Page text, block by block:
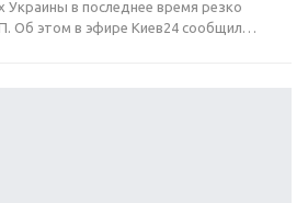
Украины в последнее время резко
Об этом в эфире Киев24 сообщил…